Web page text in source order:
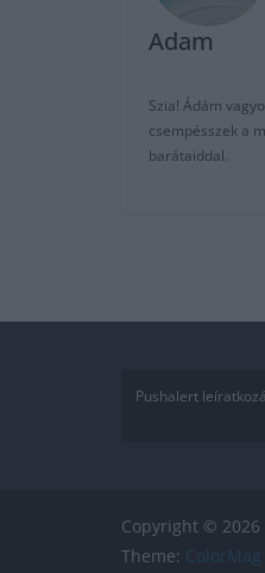
Adam
Szia! Ádám
csempésszek a
barátaiddal.
Pushalert
Copyright © 2026
Theme: ColorMag